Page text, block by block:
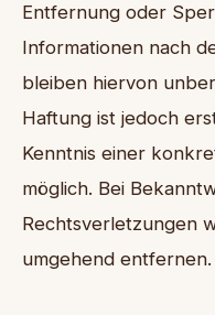
Entfernung oder
Informationen nach
bleiben hiervon
Haftung ist jedoch
Kenntnis einer
möglich. Bei
Rechtsverletzungen
umgehend entfernen.